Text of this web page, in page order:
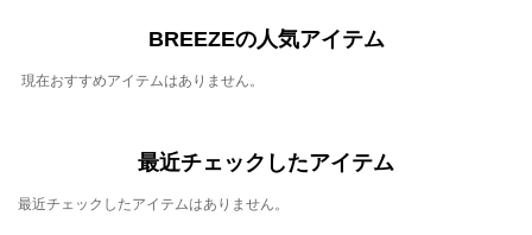
BREEZEの人気アイテム
現在おすすめアイテムはありません。
最近チェックしたアイテム
最近チェックしたアイテムはありません。